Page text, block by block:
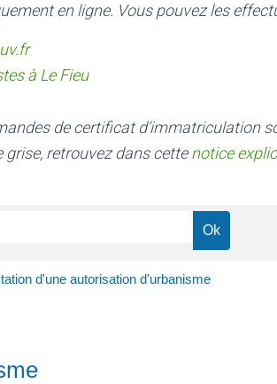
en ligne. Vous pouvez les
à Le Fieu
de certificat d’immatriculation
grise, retrouvez dans cettenotice
d'une autorisation d'urbanisme